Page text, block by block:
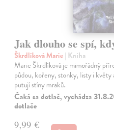
Jak dlouho se spí,
Škrdlíková Marie | Kniha
Marie Škrdlíková je mimořádný
půdou, kořeny, stonky, listy i květy
putují stíny mraků.
Čaká sa dotlač, vychádza
dotlače
9,99 €